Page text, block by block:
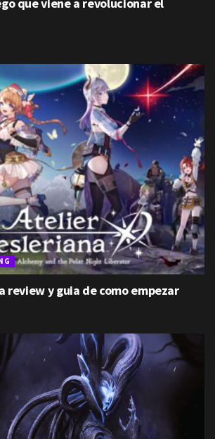
review y guia de como empezar